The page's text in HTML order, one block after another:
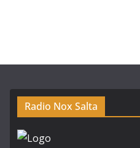
Radio Nox Salta